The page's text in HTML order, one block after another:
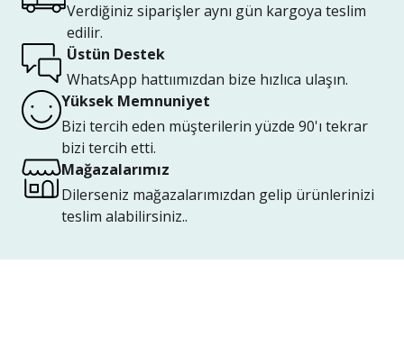
Verdiğiniz siparişler aynı gün kargoya teslim
edilir.
Üstün Destek
WhatsApp hattıımızdan bize hızlıca ulaşın.
Yüksek Memnuniyet
Bizi tercih eden müşterilerin yüzde 90'ı tekrar
bizi tercih etti.
Mağazalarımız
Dilerseniz mağazalarımızdan gelip ürünlerinizi
teslim alabilirsiniz..